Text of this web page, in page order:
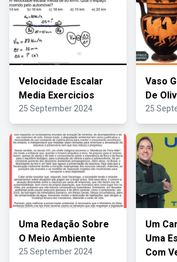
Velocidade Escalar
Media Exercicios
25 September 2024
Vaso
De
25
Uma Redação Sobre
O Meio Ambiente
25 September 2024
Um
Uma
Com